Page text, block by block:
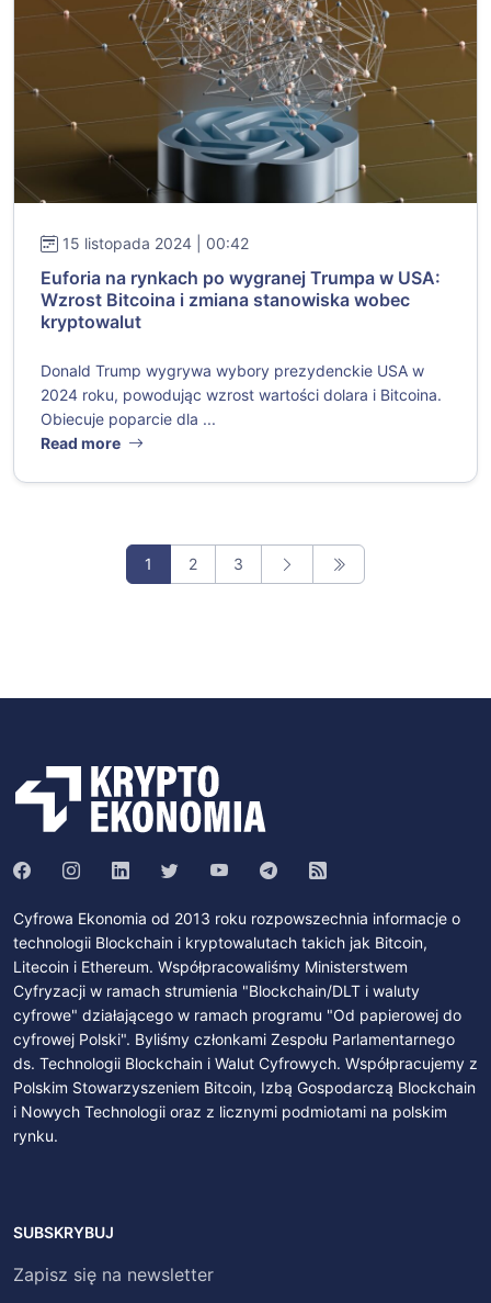
15 listopada 2024 | 00:42
Euforia na rynkach po wygranej Trumpa w USA:
Wzrost Bitcoina i zmiana stanowiska wobec
kryptowalut
Donald Trump wygrywa wybory prezydenckie USA w
2024 roku, powodując wzrost wartości dolara i Bitcoina.
Obiecuje poparcie dla ...
Read more
1 2 3
Cyfrowa Ekonomia od 2013 roku rozpowszechnia informacje o
technologii Blockchain i kryptowalutach takich jak Bitcoin,
Litecoin i Ethereum. Współpracowaliśmy Ministerstwem
Cyfryzacji w ramach strumienia "Blockchain/DLT i waluty
cyfrowe" działającego w ramach programu "Od papierowej do
cyfrowej Polski". Byliśmy członkami Zespołu Parlamentarnego
ds. Technologii Blockchain i Walut Cyfrowych. Współpracujemy z
Polskim Stowarzyszeniem Bitcoin, Izbą Gospodarczą Blockchain
i Nowych Technologii oraz z licznymi podmiotami na polskim
rynku.
SUBSKRYBUJ
Zapisz się na newsletter